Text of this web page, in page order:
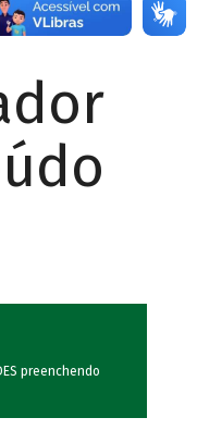
preenchendo